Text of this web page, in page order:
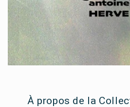
À propos de la